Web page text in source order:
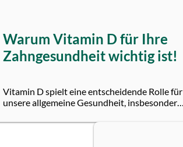
Warum Vitamin D für Ihre
Zahngesundheit wichtig ist!
Vitamin D spielt eine entscheidende Rolle für
unsere allgemeine Gesundheit, insbesondere